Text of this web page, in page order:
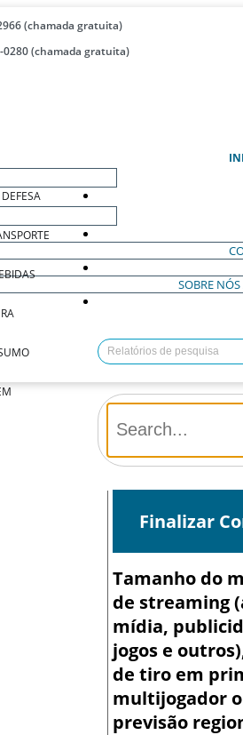
(chamada gratuita)
0280 (chamada gratuita)
SOBRE NÓS
Finalizar
Tamanho do
de streaming
mídia,
jogos e
de tiro em
multijogador
previsão